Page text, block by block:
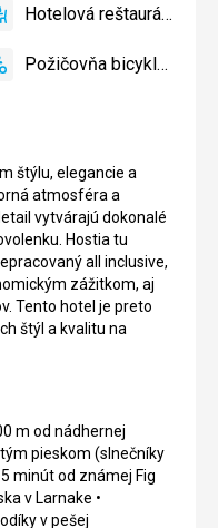
štýlu, elegancie a
atmosféra a
vytvárajú dokonalé
Hostia tu
all inclusive,
zážitkom, aj
Tento hotel je preto
štýl a kvalitu na
m od nádhernej
pieskom (slnečníky
minút od známej Fig
v Larnake •
v pešej
Hotelová reštaurácia
Požičovňa bicyklov